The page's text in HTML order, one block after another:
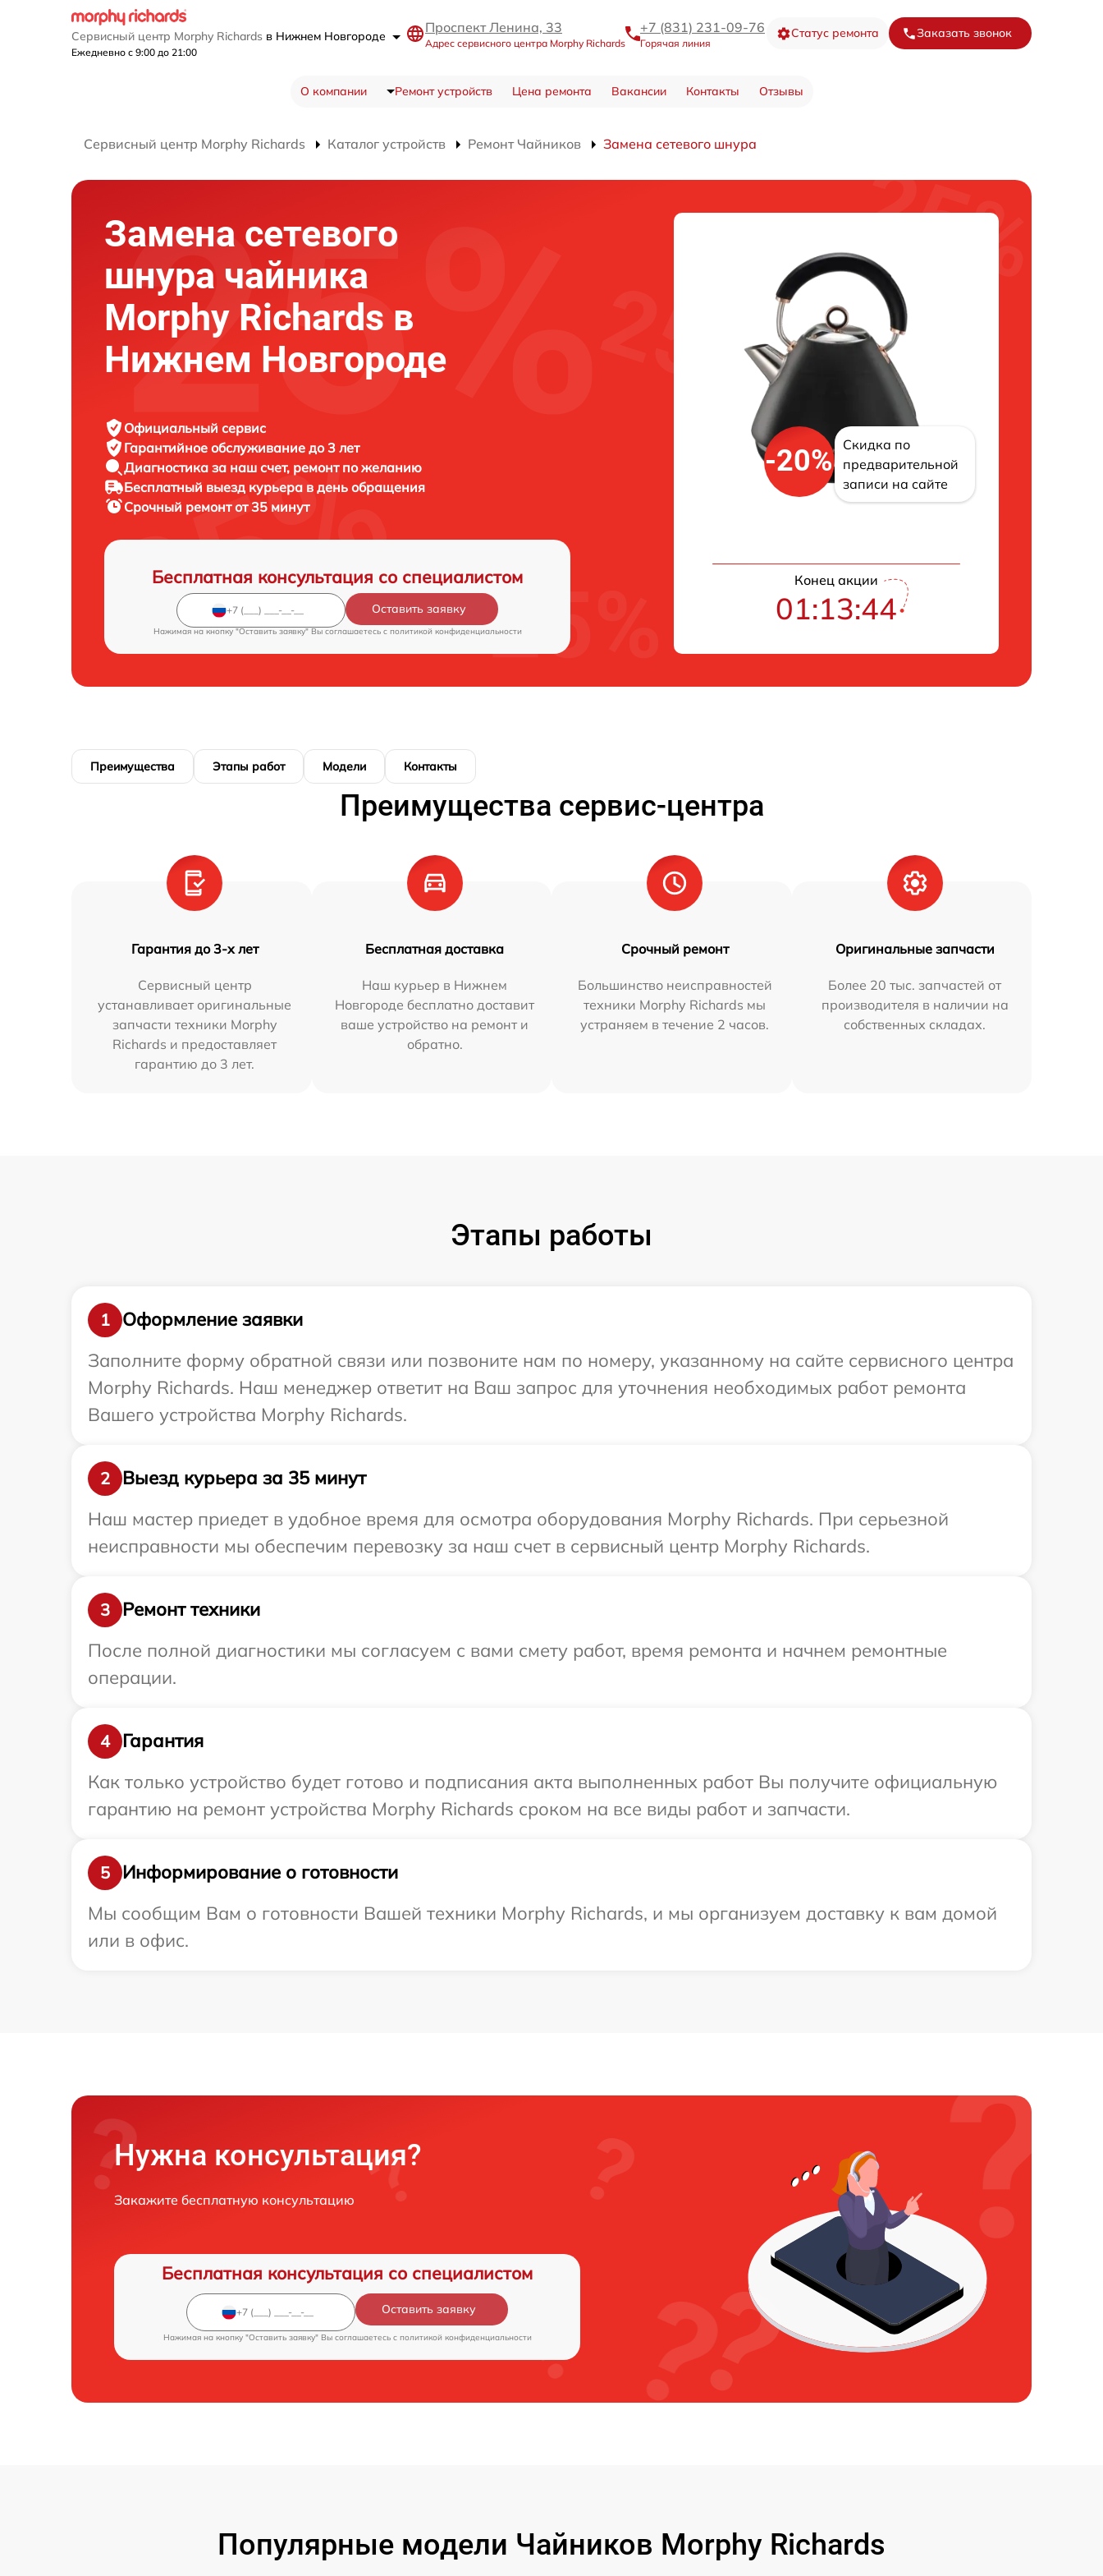
Сервисный центр Morphy Richards в Нижнем Новгороде
Ежедневно с 9:00 до 21:00
Проспект Ленина, 33
Адрес сервисного центра Morphy Richards
+7 (831) 231-09-76
Горячая линия
Статус ремонта Заказать звонок
О компании Ремонт устройств Цена ремонта Вакансии Контакты Отзывы
Сервисный центр Morphy Richards Каталог устройств Ремонт Чайников Замена сетевого шнура
Замена сетевого
шнура чайника
Morphy Richards в
Нижнем Новгороде
Официальный сервис
Гарантийное обслуживание до 3 лет
Диагностика за наш счет, ремонт по желанию
Бесплатный выезд курьера в день обращения
Срочный ремонтот 35 минут
Бесплатная консультация со специалистом
Оставить заявку
Нажимая на кнопку "Оставить заявку" Вы соглашаетесь c политикой конфиденциальности
-20%
Скидка по
предварительной
записи на сайте
Конец акции
01:13:43
Преимущества Этапы работ Модели Контакты
Преимущества сервис-центра
Гарантия до 3-х лет
Сервисный центр
устанавливает оригинальные
запчасти техники Morphy
Richards и предоставляет
гарантию до 3 лет.
Бесплатная доставка
Наш курьер в Нижнем
Новгороде бесплатно доставит
ваше устройство на ремонт и
обратно.
Срочный ремонт
Большинство неисправностей
техники Morphy Richards мы
устраняем в течение 2 часов.
Оригинальные запчасти
Более 20 тыс. запчастей от
производителя в наличии на
собственных складах.
Этапы работы
1
Оформление заявки
Заполните форму обратной связи или позвоните нам по номеру, указанному на сайте сервисного центра
Morphy Richards. Наш менеджер ответит на Ваш запрос для уточнения необходимых работ ремонта
Вашего устройства Morphy Richards.
2
Выезд курьера за 35 минут
Наш мастер приедет в удобное время для осмотра оборудования Morphy Richards. При серьезной
неисправности мы обеспечим перевозку за наш счет в сервисный центр Morphy Richards.
3
Ремонт техники
После полной диагностики мы согласуем с вами смету работ, время ремонта и начнем ремонтные
операции.
4
Гарантия
Как только устройство будет готово и подписания акта выполненных работ Вы получите официальную
гарантию на ремонт устройства Morphy Richards сроком на все виды работ и запчасти.
5
Информирование о готовности
Мы сообщим Вам о готовности Вашей техники Morphy Richards, и мы организуем доставку к вам домой
или в офис.
Нужна консультация?
Закажите бесплатную консультацию
Бесплатная консультация со специалистом
Оставить заявку
Нажимая на кнопку "Оставить заявку" Вы соглашаетесь c политикой конфиденциальности
Популярные модели Чайников Morphy Richards